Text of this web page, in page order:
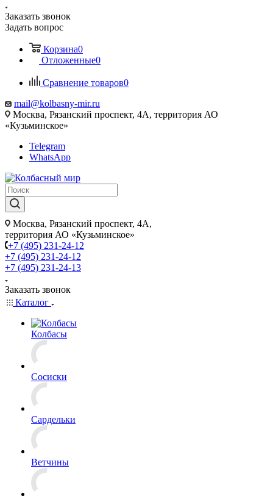
Заказать звонок
Задать вопрос
Корзина0
Отложенные0
Сравнение товаров0
mail@kolbasny-mir.ru
Москва, Рязанский проспект, 4А, территория АО
«Кузьминское»
Telegram
WhatsApp
Москва, Рязанский проспект, 4А,
территория АО «Кузьминское»
+7 (495) 231-24-12
+7 (495) 231-24-12
+7 (495) 231-24-13
Заказать звонок
Каталог
Колбасы
Сосиски
Сардельки
Ветчины